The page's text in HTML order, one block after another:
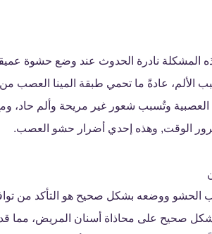
المشكلة نادرة الحدوث عند وضع حشوة
الألم، عادةً ما تحمي طبقة المينا العصب
العصبية وتُسبب شعور غير مريحة وألم حاد،
الوقت, وهذه إحدي أضرار حشو العصب.
الحشو ووضعه بشكل صحيح هو التأكد من
بشكل صحيح على محاذاة أسنان المريض، مما